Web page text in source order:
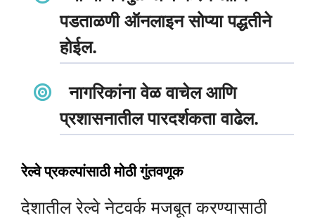
पडताळणी ऑनलाइन सोप्या पद्धतीने
होईल.
नागरिकांना वेळ वाचेल आणि
प्रशासनातील पारदर्शकता वाढेल.
रेल्वे प्रकल्पांसाठी मोठी गुंतवणूक
देशातील रेल्वे नेटवर्क मजबूत करण्यासाठी